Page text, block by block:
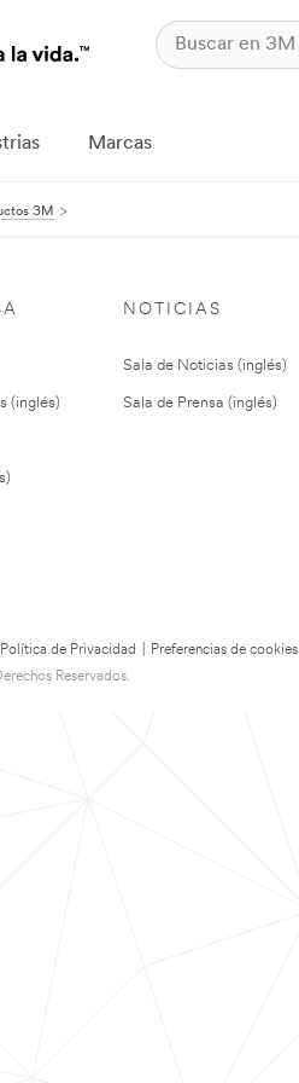
Marcas
3M
(inglés)
NOTICIAS
Sala de Noticias (inglés)
Sala de Prensa (inglés)
Política de Privacidad
Preferencias de cookies
Reservados.